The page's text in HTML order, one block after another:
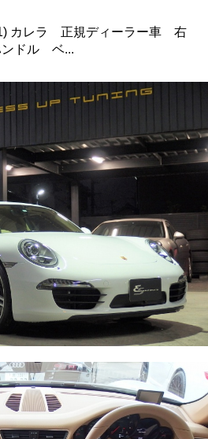
カレラ 正規ディーラー車 右
ンドル ベ...